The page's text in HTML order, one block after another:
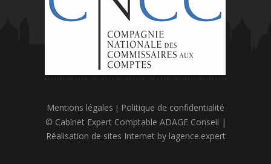
Mentions légales | Politique de confidentialité
© Cabinet Expert Comptable ADAGE Conseil |
Réalisation de sites Internet by lagence.expert